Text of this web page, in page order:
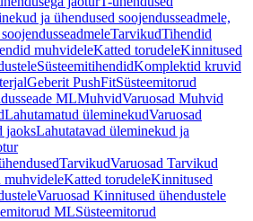
ja ühendused soojendusseadmele,
TarvikudTihendid
muhvideleKatted torudeleKinnitused
SüsteemitihendidKomplektid kruvid
Geberit PushFitSüsteemitorud
MLMuhvidVaruosad Muhvid
Lahutamatud üleminekudVaruosad
jaoksLahutatavad üleminekud ja
TarvikudVaruosad Tarvikud
muhvideleKatted torudeleKinnitused
Varuosad Kinnitused ühendustele
MLSüsteemitorud